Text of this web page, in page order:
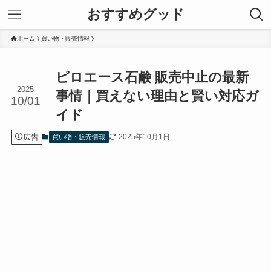
おすすめグッド
ホーム 買い物・販売情報
ピロエース石鹸 販売中止の最新
事情｜買えない理由と賢い対応ガ
イド
2025
10/01
広告 買い物・販売情報 2025年10月1日